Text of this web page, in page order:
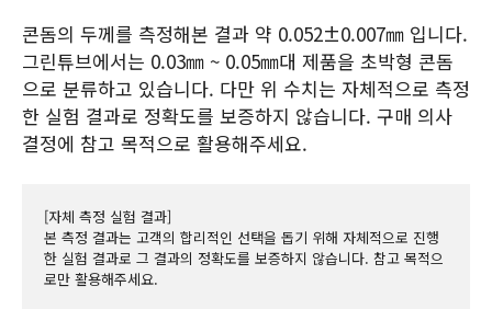
콘돔의 두께를 측정해본 결과 약 0.052±0.007㎜ 입니다.
그린튜브에서는 0.03㎜ ~ 0.05㎜대 제품을 초박형 콘돔
으로 분류하고 있습니다. 다만 위 수치는 자체적으로 측정
한 실험 결과로 정확도를 보증하지 않습니다. 구매 의사
결정에 참고 목적으로 활용해주세요.
[자체 측정 실험 결과]
본 측정 결과는 고객의 합리적인 선택을 돕기 위해 자체적으로 진행
한 실험 결과로 그 결과의 정확도를 보증하지 않습니다. 참고 목적으
로만 활용해주세요.